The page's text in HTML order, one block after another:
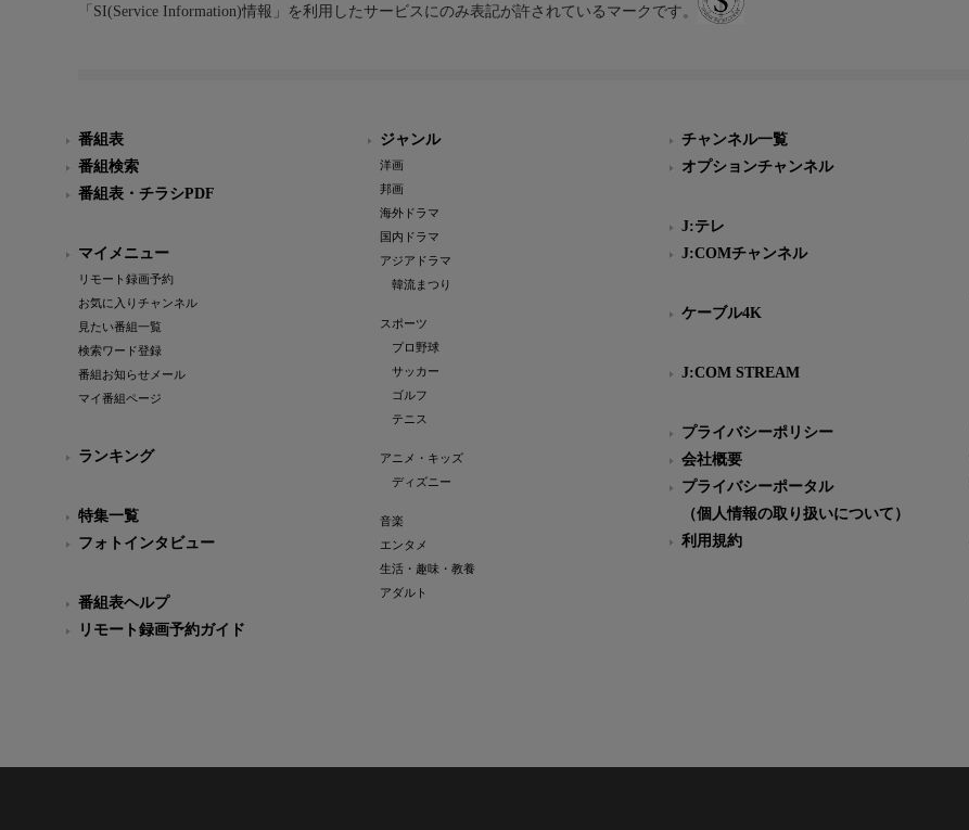
「SI(Service Information)情報」を利用したサービスにのみ表記が許されているマークです。
番組表
番組検索
番組表・チラシPDF
マイメニュー
リモート録画予約
お気に入りチャンネル
見たい番組一覧
検索ワード登録
番組お知らせメール
マイ番組ページ
ランキング
特集一覧
フォトインタビュー
番組表ヘルプ
リモート録画予約ガイド
ジャンル
洋画
邦画
海外ドラマ
国内ドラマ
アジアドラマ
韓流まつり
スポーツ
プロ野球
サッカー
ゴルフ
テニス
アニメ・キッズ
ディズニー
音楽
エンタメ
生活・趣味・教養
アダルト
チャンネル一覧
オプションチャンネル
J:テレ
J:COMチャンネル
ケーブル4K
J:COM STREAM
プライバシーポリシー
会社概要
プライバシーポータル
（個人情報の取り扱いについて）
利用規約